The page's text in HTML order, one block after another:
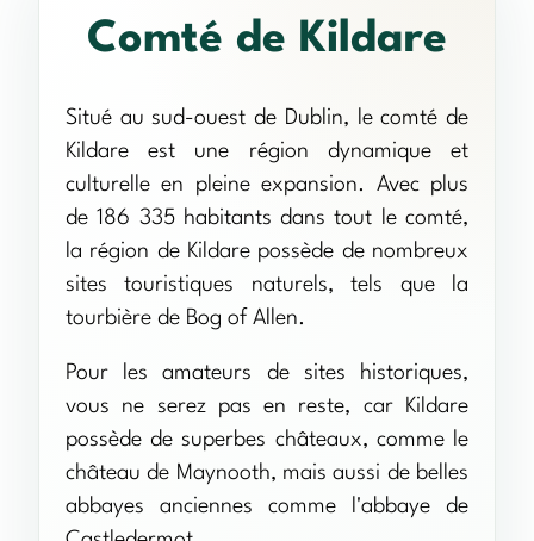
Comté de Kildare
Situé au sud-ouest de Dublin, le comté de
Kildare est une région dynamique et
culturelle en pleine expansion. Avec plus
de 186 335 habitants dans tout le comté,
la région de Kildare possède de nombreux
sites touristiques naturels, tels que la
tourbière de Bog of Allen.
Pour les amateurs de sites historiques,
vous ne serez pas en reste, car Kildare
possède de superbes châteaux, comme le
château de Maynooth, mais aussi de belles
abbayes anciennes comme l'abbaye de